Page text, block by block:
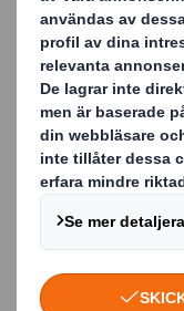
Funktion/
Ja, jag vill
via